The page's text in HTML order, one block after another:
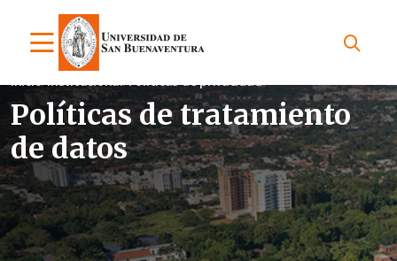
Inicio Institucional Políticas de privacidad
Políticas de tratamiento
de datos